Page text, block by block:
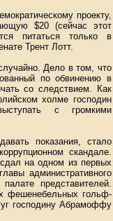
проекту,
$20 (сейчас этот
питаться только в
Трент Лотт.
Дело в том, что
по обвинению в
со следствием. Как
холме господин
с громкими
показания, стало
скандале.
на одном из первых
административного
представителей.
фешенебельных гольф-
господину Абрамоффу